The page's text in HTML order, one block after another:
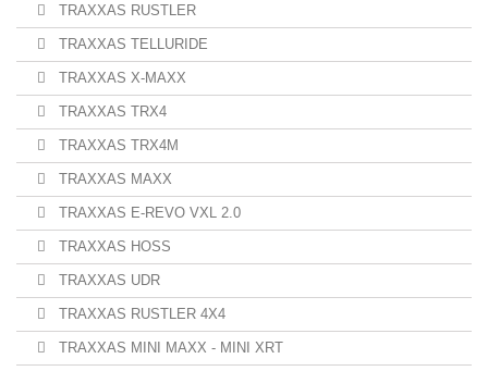
TRAXXAS RUSTLER
TRAXXAS TELLURIDE
TRAXXAS X-MAXX
TRAXXAS TRX4
TRAXXAS TRX4M
TRAXXAS MAXX
TRAXXAS E-REVO VXL 2.0
TRAXXAS HOSS
TRAXXAS UDR
TRAXXAS RUSTLER 4X4
TRAXXAS MINI MAXX - MINI XRT